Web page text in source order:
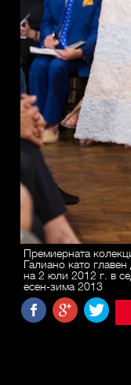
Премиерната
Галиано като
на 2 юли 2012 г. в
есен-зима 2013